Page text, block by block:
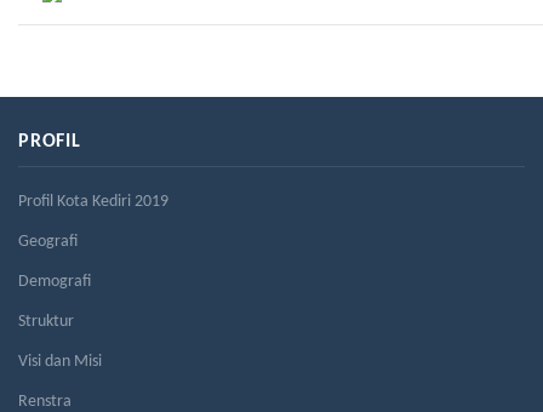
PROFIL
Profil Kota Kediri 2019
Geografi
Demografi
Struktur
Visi dan Misi
Renstra